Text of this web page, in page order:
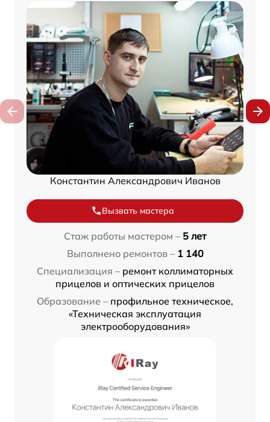
Константин Александрович Иванов
Вызвать мастера
Стаж работы мастером – 5 лет
Выполнено ремонтов – 1 140
Специализация – ремонт коллиматорных
прицелов и оптических прицелов
Образование – профильное техническое,
«Техническая эксплуатация
электрооборудования»